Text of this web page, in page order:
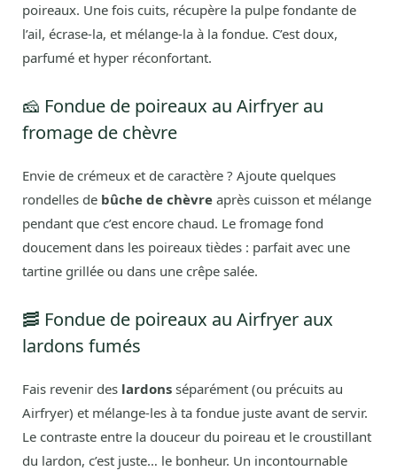
poireaux. Une fois cuits, récupère la pulpe fondante de
l’ail, écrase-la, et mélange-la à la fondue. C’est doux,
parfumé et hyper réconfortant.
🧀 Fondue de poireaux au Airfryer au
fromage de chèvre
Envie de crémeux et de caractère ? Ajoute quelques
rondelles de bûche de chèvre après cuisson et mélange
pendant que c’est encore chaud. Le fromage fond
doucement dans les poireaux tièdes : parfait avec une
tartine grillée ou dans une crêpe salée.
🥓 Fondue de poireaux au Airfryer aux
lardons fumés
Fais revenir des lardons séparément (ou précuits au
Airfryer) et mélange-les à ta fondue juste avant de servir.
Le contraste entre la douceur du poireau et le croustillant
du lardon, c’est juste… le bonheur. Un incontournable